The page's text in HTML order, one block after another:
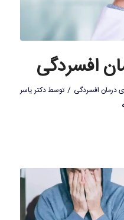
افسردگی
درمان افسردگی / توسطدکتر یاسر